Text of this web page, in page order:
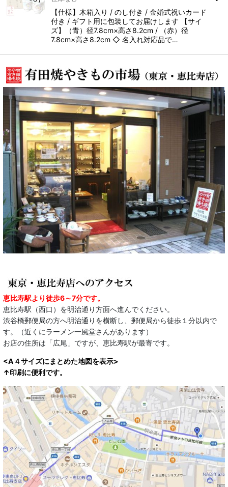
【仕様】木箱入り / のし付き / 金婚式祝いカード
付き / ギフト用に包装してお届けします 【サイ
ズ】（青）径7.8cm×高さ8.2cm / （赤）径
7.8cm×高さ8.2cm ◇ 名入れ対応品で…
恵比寿駅より徒歩6～7分です。
恵比寿駅（西口）を明治通り方面へ進んでください。
渋谷橋郵便局の方へ明治通りを横断し、郵便局から徒歩１分以内で
す。（近くにラーメン一風堂さんがあります）
お店の住所は「広尾」ですが、恵比寿駅が最寄です。
<A４サイズにまとめた地図を表示>
↑印刷に便利です。